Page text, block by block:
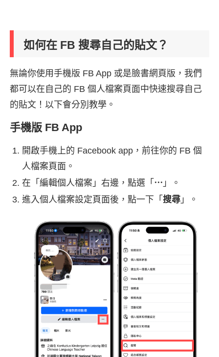
如何在 FB 搜尋自己的貼文？
無論你使用手機版 FB App 或是臉書網頁版，我們
都可以在自己的 FB 個人檔案頁面中快速搜尋自己
的貼文！以下會分別教學。
手機版 FB App
開啟手機上的 Facebook app，前往你的 FB 個
人檔案頁面。
在「編輯個人檔案」右邊，點選「 ⋯ 」。
進入個人檔案設定頁面後，點一下「 搜尋 」。